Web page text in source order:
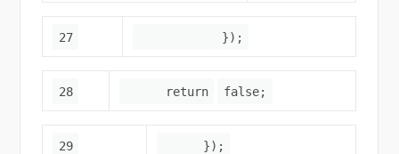
27 });
28 return false;
29 });